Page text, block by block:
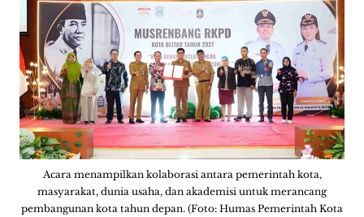
Acara menampilkan kolaborasi antara pemerintah kota,
masyarakat, dunia usaha, dan akademisi untuk merancang
pembangunan kota tahun depan. (Foto: Humas Pemerintah Kota